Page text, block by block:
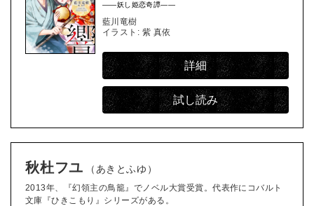
――妖し姫恋奇譚――
藍川竜樹
イラスト: 紫 真依
詳細
試し読み
秋杜フユ （あきとふゆ）
2013年、『幻領主の鳥籠』でノベル大賞受賞。代表作にコバルト
文庫『ひきこもり』シリーズがある。